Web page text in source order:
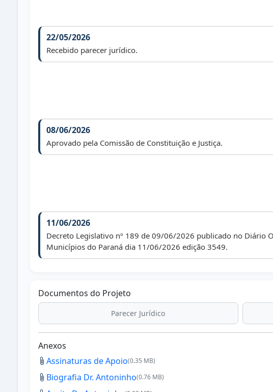
22/05/2026
Recebido parecer jurídico.
08/06/2026
Aprovado pela Comissão de Constituição e Justiça.
11/06/2026
Decreto Legislativo nº 189 de 09/06/2026 publicado no Diário
Municípios do Paraná dia 11/06/2026 edição 3549.
Documentos do Projeto
Parecer Jurídico
Anexos
Assinaturas de Apoio(0.35 MB)
Biografia Dr. Antoninho(0.76 MB)